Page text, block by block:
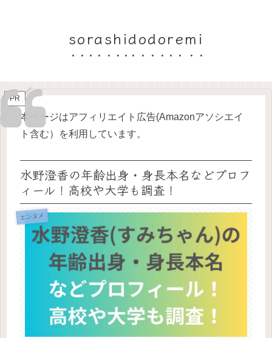
sorashidodoremi
PR
本ページはアフィリエイト広告(Amazonアソシエイ
ト含む）を利用しています。
水野澄香の年齢出身・身長本名などプロフ
ィール！高校や大学も調査！
エンタメ